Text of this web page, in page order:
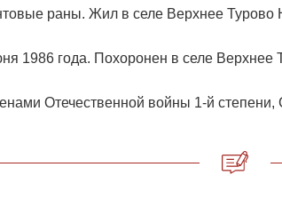
раны. Жил в селе Верхнее Турово
1986 года. Похоронен в селе Верхнее
Отечественной войны 1-й